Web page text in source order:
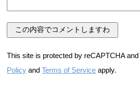
This site is protected by reCAPTCHA
Policy andTerms of Service apply.